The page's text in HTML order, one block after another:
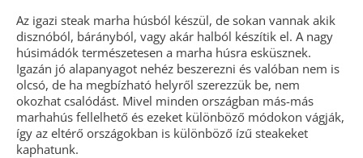
Az igazi steak marha húsból készül, de sokan vannak akik
disznóból, bárányból, vagy akár halból készítik el. A nagy
húsimádók természetesen a marha húsra esküsznek.
Igazán jó alapanyagot nehéz beszerezni és valóban nem is
olcsó, de ha megbízható helyről szerezzük be, nem
okozhat csalódást. Mivel minden országban más-más
marhahús fellelhető és ezeket különböző módokon vágják,
így az eltérő országokban is különböző ízű steakeket
kaphatunk.